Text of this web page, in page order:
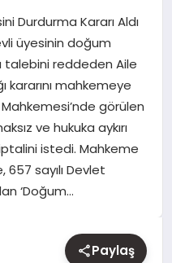
Durdurma Kararı Aldı
üyesinin doğum
talebini reddeden Aile
kararını mahkemeye
görülen
ve hukuka aykırı
istedi. Mahkeme
657 sayılı Devlet
‘Doğum…
Paylaş